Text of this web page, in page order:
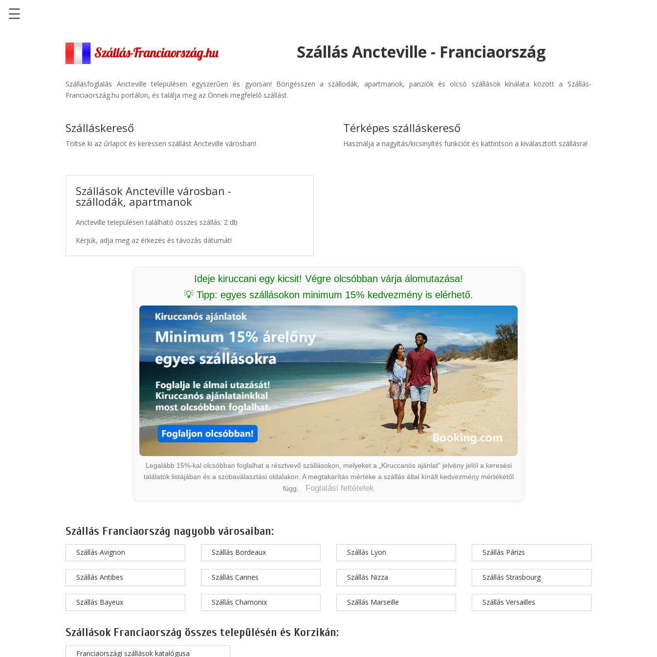
Szállásinfo.eu
Repülőjegy
Autóbérlés
☰
Szállás Ancteville - Franciaország
Szállásfoglalás Ancteville településen egyszerűen és gyorsan! Böngésszen a szállodák, apartmanok, panziók és olcsó szállások kínálata között a Szállás-
Franciaország.hu portálon, és találja meg az Önnek megfelelő szállást.
Szálláskereső
Töltse ki az űrlapot és keressen szállást Ancteville városban!
Szállások Ancteville városban -
szállodák, apartmanok
Ancteville településen található összes szállás: 2 db
Kérjük, adja meg az érkezés és távozás dátumát!
Térképes szálláskereső
Használja a nagyítás/kicsinyítés funkciót és kattintson a kiválasztott szállásra!
Ideje kiruccani egy kicsit! Végre olcsóbban várja álomutazása!
💡 Tipp: egyes szállásokon minimum 15% kedvezmény is elérhető.
Legalább 15%-kal olcsóbban foglalhat a résztvevő szállásokon, melyeket a „Kiruccanós ajánlat” jelvény jelöl a keresési
találatok listájában és a szobaválasztási oldalakon. A megtakarítás mértéke a szállás által kínált kedvezmény mértékétől
függ.
Foglalási feltételek
Szállás Franciaország nagyobb városaiban:
Szállás Avignon
Szállás Antibes
Szállás Bayeux
Szállás Bordeaux
Szállás Cannes
Szállás Chamonix
Szállás Lyon
Szállás Nizza
Szállás Marseille
Szállás Párizs
Szállás Strasbourg
Szállás Versailles
Szállások Franciaország összes településén és Korzikán:
Franciaországi szállások katalógusa